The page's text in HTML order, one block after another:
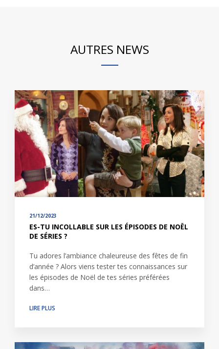
AUTRES NEWS
21/12/2023
ES-TU INCOLLABLE SUR LES ÉPISODES DE NOËL
DE SÉRIES ?
Tu adores l’ambiance chaleureuse des fêtes de fin
d’année ? Alors viens tester tes connaissances sur
les épisodes de Noël de tes séries préférées
dans…
LIRE PLUS